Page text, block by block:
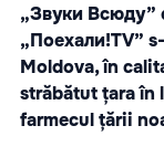
„Звуки Всюду”
„Поехали!TV”
Moldova, în
străbătut țara în
farmecul țării